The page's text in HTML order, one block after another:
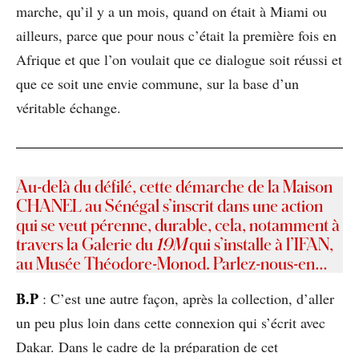
marche, qu’il y a un mois, quand on était à Miami ou
ailleurs, parce que pour nous c’était la première fois en
Afrique et que l’on voulait que ce dialogue soit réussi et
que ce soit une envie commune, sur la base d’un
véritable échange.
Au-delà du défilé, cette démarche de la Maison
CHANEL au Sénégal s’inscrit dans une action
qui se veut pérenne, durable, cela, notamment à
travers la Galerie du 19Mqui s’installe à l’IFAN,
au Musée Théodore-Monod. Parlez-nous-en…
B.P : C’est une autre façon, après la collection, d’aller
un peu plus loin dans cette connexion qui s’écrit avec
Dakar. Dans le cadre de la préparation de cet